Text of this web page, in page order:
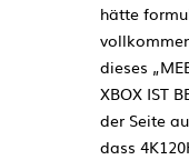
hätte
dieses
XBOX IST
der Seite
dass